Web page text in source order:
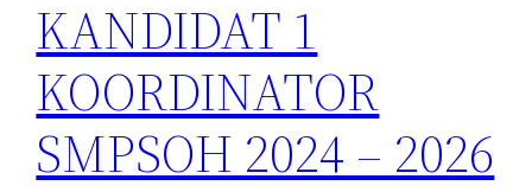
KANDIDAT 1
KOORDINATOR
SMPSOH 2024 – 2026